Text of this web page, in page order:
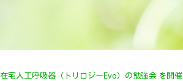
在宅人工呼吸器（トリロジーEvo）の勉強会 を開催